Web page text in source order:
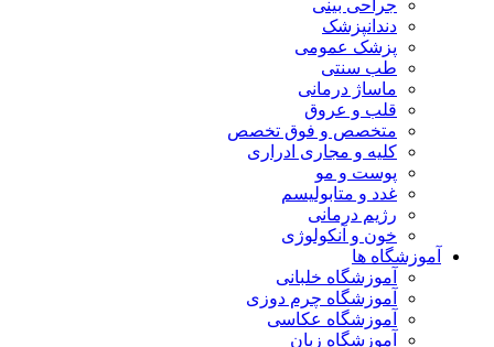
جراحی بینی
دندانپزشک
پزشک عمومی
طب سنتی
ماساژ درمانی
قلب و عروق
متخصص و فوق تخصص
کلیه و مجاری ادراری
پوست و مو
غدد و متابولیسم
رژیم درمانی
خون و آنکولوژی
آموزشگاه ها
آموزشگاه خلبانی
آموزشگاه چرم دوزی
آموزشگاه عکاسی
آموزشگاه زبان